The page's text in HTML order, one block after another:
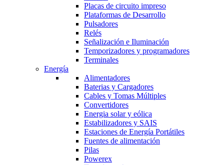
Placas de circuito impreso
Plataformas de Desarrollo
Pulsadores
Relés
Señalización e Iluminación
Temporizadores y programadores
Terminales
Energía
Alimentadores
Baterias y Cargadores
Cables y Tomas Múltiples
Convertidores
Energia solar y eólica
Estabilizadores y SAIS
Estaciones de Energía Portátiles
Fuentes de alimentación
Pilas
Powerex